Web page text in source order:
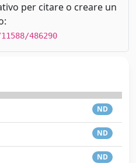
per citare o creare un
486290
ND
ND
ND